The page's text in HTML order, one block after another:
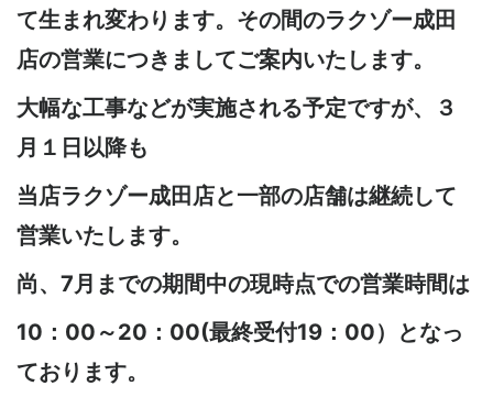
て生まれ変わります。その間のラクゾー成田
店の営業につきましてご案内いたします。
大幅な工事などが実施される予定ですが、３
月１日以降も
当店ラクゾー成田店と一部の店舗は継続して
営業いたします。
尚、7月までの期間中の現時点での営業時間は
10：00～20：00(最終受付19：00）となっ
ております。